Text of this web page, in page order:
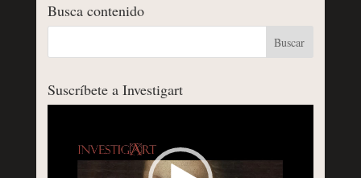
Busca contenido
Suscríbete a Investigart